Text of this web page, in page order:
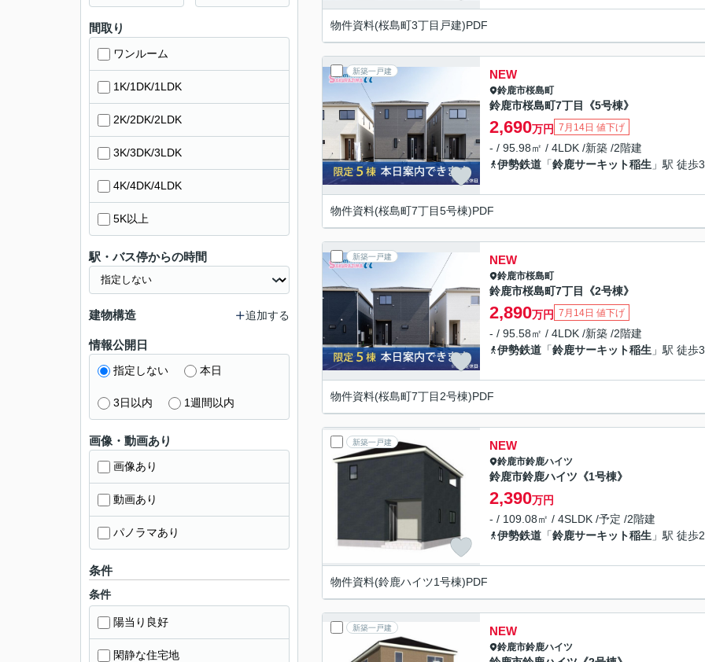
物件資料(桜島町3丁目戸建)PDF
新築一戸建 NEW
鈴鹿市桜島町
鈴鹿市桜島町7丁目《5号棟》
2,690万円 7月14日 値下げ
- / 95.98㎡ / 4LDK /新築 /2階建
伊勢鉄道 「鈴鹿サーキット稲生 」駅 徒歩
物件資料(桜島町7丁目5号棟)PDF
新築一戸建 NEW
鈴鹿市桜島町
鈴鹿市桜島町7丁目《2号棟》
2,890万円 7月14日 値下げ
- / 95.58㎡ / 4LDK /新築 /2階建
伊勢鉄道 「鈴鹿サーキット稲生 」駅 徒歩
物件資料(桜島町7丁目2号棟)PDF
新築一戸建 NEW
鈴鹿市鈴鹿ハイツ
鈴鹿市鈴鹿ハイツ《1号棟》
2,390万円
- / 109.08㎡ / 4SLDK /予定 /2階建
伊勢鉄道 「鈴鹿サーキット稲生 」駅 徒歩
物件資料(鈴鹿ハイツ1号棟)PDF
新築一戸建 NEW
鈴鹿市鈴鹿ハイツ
間取り
ワンルーム
1K/1DK/1LDK
2K/2DK/2LDK
3K/3DK/3LDK
4K/4DK/4LDK
5K以上
駅・バス停からの時間
建物構造 追加する
情報公開日
指定しない 本日
3日以内 1週間以内
画像・動画あり
画像あり
動画あり
パノラマあり
条件
条件
陽当り良好
閑静な住宅地